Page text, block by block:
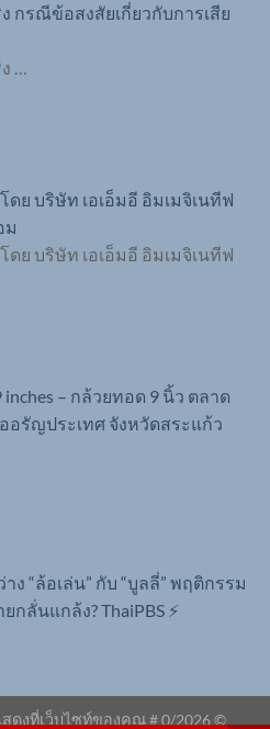
กรณีข้อสงสัยเกี่ยวกับการเสีย
…
ดย บริษัท เอเอ็มอี อิมเมจิเนทีฟ
ม
ดย บริษัท เอเอ็มอี อิมเมจิเนทีฟ
inches – กล้วยทอด 9 นิ้ว ตลาด
อรัญประเทศ จังหวัดสระแก้ว
าง “ล้อเล่น” กับ “บูลลี่” พฤติกรรม
กลั่นแกล้ง? ThaiPBS ⚡
ดงที่เว็บไซท์ของคุณ #0/2026 ©